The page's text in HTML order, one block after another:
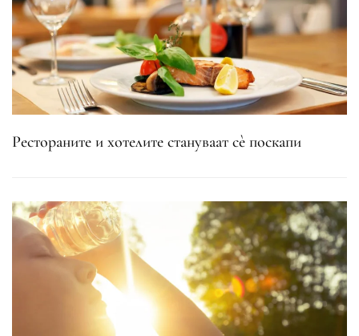
Рестораните и хотелите стануваат сè поскапи